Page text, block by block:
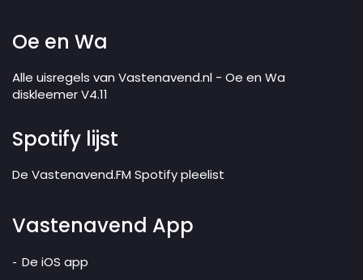
Oe en Wa
Alle uisregels van Vastenavend.nl - Oe en Wa
diskleemer V4.11
Spotify lijst
De Vastenavend.FM Spotify pleelist
Vastenavend App
De iOS app